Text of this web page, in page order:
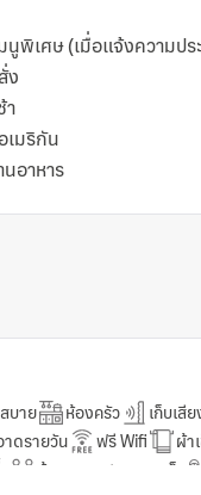
นูพิเศษ (เมื่อแจ้งความป
ง
า
เมริกัน
อาหาร
บาย ห้องครัว เก็บเสี
าดรายวัน ฟรี Wifi ผ้า
ห้องสุขา แชมพูเด็ก